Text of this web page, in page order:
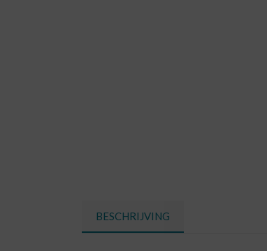
BESCHRIJVING